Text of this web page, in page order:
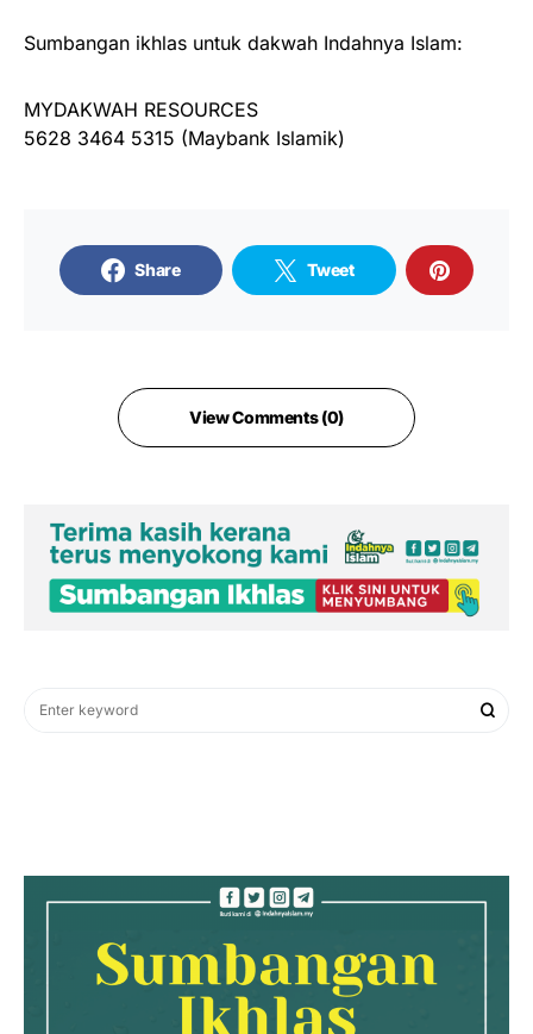
Sumbangan ikhlas untuk dakwah Indahnya Islam:
MYDAKWAH RESOURCES
5628 3464 5315 (Maybank Islamik)
Share Tweet
View Comments (0)